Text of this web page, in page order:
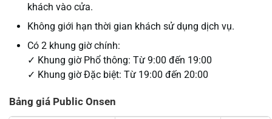
khách vào cửa.
Không giới hạn thời gian khách sử dụng dịch vụ.
Có 2 khung giờ chính:
✓ Khung giờ Phổ thông: Từ 9:00 đến 19:00
✓ Khung giờ Đặc biệt: Từ 19:00 đến 20:00
Bảng giá Public Onsen